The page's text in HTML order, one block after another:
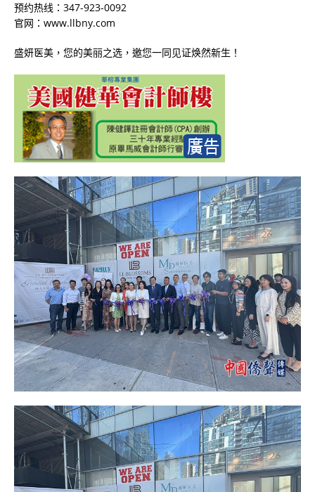
预约热线：347-923-0092
官网：www.llbny.com
盛妍医美，您的美丽之选，邀您一同见证焕然新生！